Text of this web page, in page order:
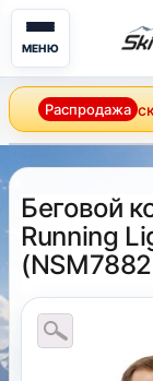
МЕНЮ
Распродажа
Беговой
Running
(